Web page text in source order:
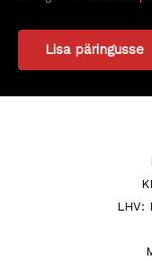
Lisa päringusse
LHV: